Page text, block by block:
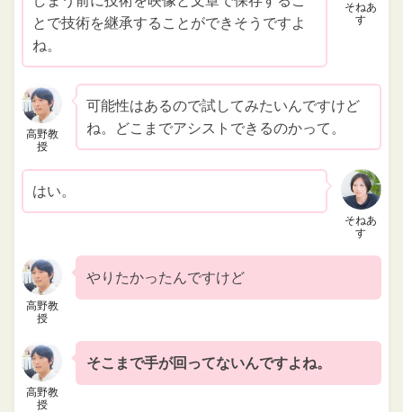
そねあ
す
とで技術を継承することができそうですよ
ね。
高野教
授
可能性はあるので試してみたいんですけど
ね。どこまでアシストできるのかって。
そねあ
す
はい。
高野教
授
やりたかったんですけど
高野教
授
そこまで手が回ってないんですよね。